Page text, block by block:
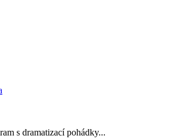
s dramatizací pohádky...